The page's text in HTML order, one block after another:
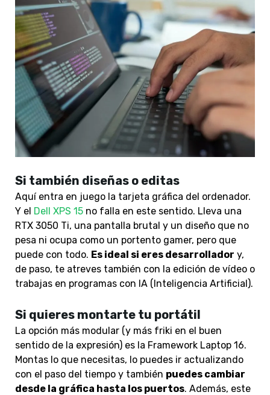
Si también diseñas o editas
Aquí entra en juego la tarjeta gráfica del ordenador.
Y el Dell XPS 15 no falla en este sentido. Lleva una
RTX 3050 Ti, una pantalla brutal y un diseño que no
pesa ni ocupa como un portento gamer, pero que
puede con todo. Es ideal si eres desarrollador y,
de paso, te atreves también con la edición de vídeo o
trabajas en programas con IA (Inteligencia Artificial).
Si quieres montarte tu portátil
La opción más modular (y más friki en el buen
sentido de la expresión) es la Framework Laptop 16.
Montas lo que necesitas, lo puedes ir actualizando
con el paso del tiempo y también puedes cambiar
desde la gráfica hasta los puertos. Además, este